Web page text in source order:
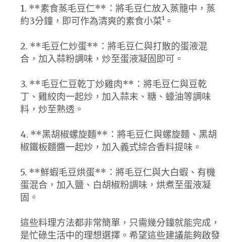
1. **素食蒸毛豆仁**：將毛豆仁放入蒸籠中，蒸
約3分鐘，即可作為清爽的素食小菜¹。
2. **毛豆仁炒蛋**：將毛豆仁與打散的蛋液混
合，加入蒜粉調味，炒至蛋液凝固即可。
3. **毛豆仁豆乾丁炒雞肉**：將毛豆仁與豆乾
丁、雞絞肉一起炒，加入蒜末、糖、蠔油等調味
料，炒至熟透。
4. **黑胡椒螺旋麵**：將毛豆仁與螺旋麵、黑胡
椒鐵板麵醬一起炒，加入義式綜合香料提味。
5. **鮮蝦毛豆烘蛋**：將毛豆仁與大白蝦、有機
蛋混合，加入鹽、白胡椒粉調味，烘煮至蛋液凝
固。
這些料理方法都非常簡單，只需幾分鐘就能完成，
是忙碌生活中的理想選擇。希望這些建議能夠啟發